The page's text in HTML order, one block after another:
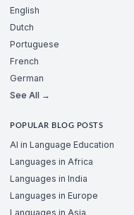
English
Dutch
Portuguese
French
German
See All →
POPULAR BLOG POSTS
AI in Language Education
Languages in Africa
Languages in India
Languages in Europe
Languages in Asia